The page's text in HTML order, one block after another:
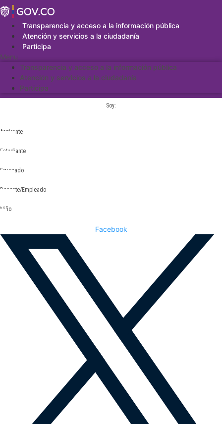
Saltar
al
contenidoTransparencia y acceso a la información pública
Atención y servicios a la ciudadanía
Participa
Menu
Transparencia y acceso a la información pública
Atención y servicios a la ciudadanía
Participa
Soy:
Aspirante
Estudiante
Egresado
Docente/Empleado
Niño
Facebook